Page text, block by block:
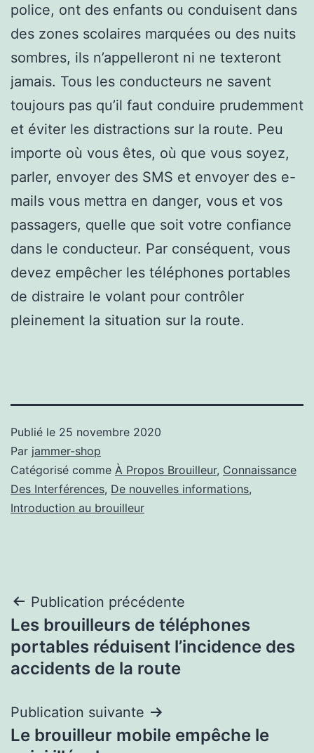
police, ont des enfants ou conduisent dans
des zones scolaires marquées ou des nuits
sombres, ils n’appelleront ni ne texteront
jamais. Tous les conducteurs ne savent
toujours pas qu’il faut conduire prudemment
et éviter les distractions sur la route. Peu
importe où vous êtes, où que vous soyez,
parler, envoyer des SMS et envoyer des e-
mails vous mettra en danger, vous et vos
passagers, quelle que soit votre confiance
dans le conducteur. Par conséquent, vous
devez empêcher les téléphones portables
de distraire le volant pour contrôler
pleinement la situation sur la route.
Publié le 25 novembre 2020
Par jammer-shop
Catégorisé comme À Propos Brouilleur, Connaissance
Des Interférences, De nouvelles informations,
Introduction au brouilleur
Navigation
de
l’article
Publication précédente
Les brouilleurs de téléphones
portables réduisent l’incidence des
accidents de la route
Publication suivante
Le brouilleur mobile empêche le